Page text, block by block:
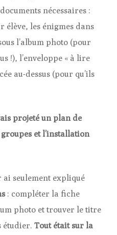
nécessaires :
les énigmes dans
l’album photo (pour
!), l’enveloppe « à lire
au-dessus (pour qu’ils
projeté un plan de
et l’installation
ai seulement expliqué
: compléter la fiche
photo et trouver le titre
étudier. Tout était sur la